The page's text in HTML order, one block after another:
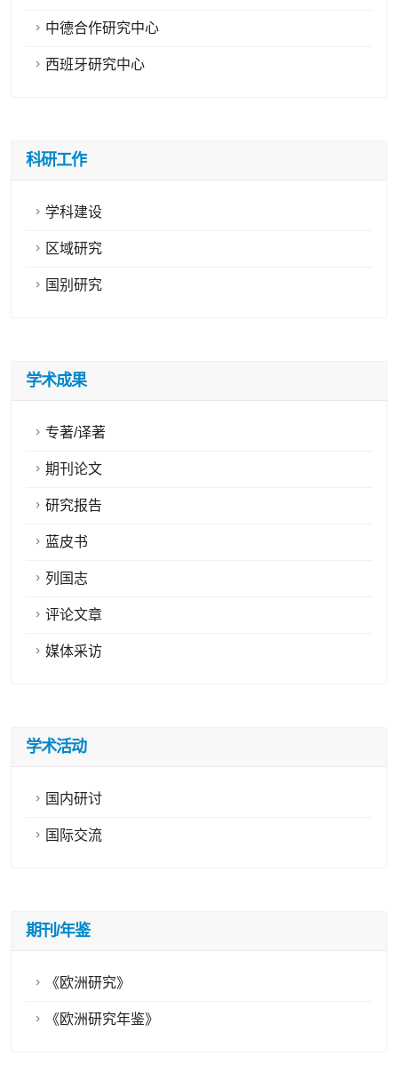
中德合作研究中心
西班牙研究中心
科研工作
学科建设
区域研究
国别研究
学术成果
专著/译著
期刊论文
研究报告
蓝皮书
列国志
评论文章
媒体采访
学术活动
国内研讨
国际交流
期刊/年鉴
《欧洲研究》
《欧洲研究年鉴》